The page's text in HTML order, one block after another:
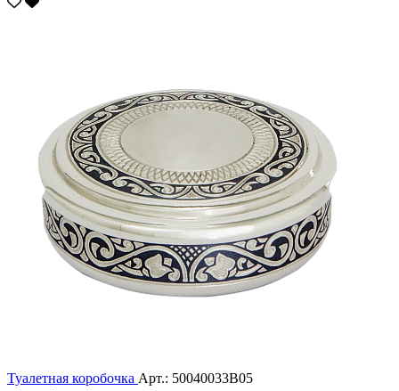
Туалетная коробочка Арт.: 50040033В05